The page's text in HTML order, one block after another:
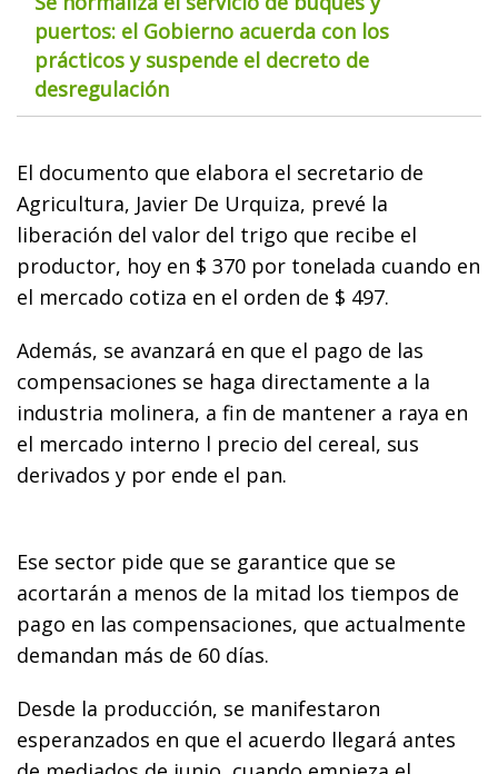
puertos: el Gobierno acuerda con los
prácticos y suspende el decreto de
desregulación
El documento que elabora el secretario de
Agricultura, Javier De Urquiza, prevé la
liberación del valor del trigo que recibe el
productor, hoy en $ 370 por tonelada cuando en
el mercado cotiza en el orden de $ 497.
Además, se avanzará en que el pago de las
compensaciones se haga directamente a la
industria molinera, a fin de mantener a raya en
el mercado interno l precio del cereal, sus
derivados y por ende el pan.
Ese sector pide que se garantice que se
acortarán a menos de la mitad los tiempos de
pago en las compensaciones, que actualmente
demandan más de 60 días.
Desde la producción, se manifestaron
esperanzados en que el acuerdo llegará antes